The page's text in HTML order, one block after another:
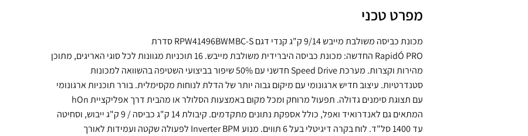
מפרט טכני
מכונת כביסה משולבת מייבש 9/14 ק"ג קנדי דגם RPW41496BWMBC-S סדרת
RapidÓ PRO
החדשה: מכונת כביסה היברידית משולבת מייבש. 16 תוכניות מגוונות לכל סוגי האריגים, מתוכן
מהירות וקצרות. מערכת Speed Drive חדשני עם 50% שיפור בביצועי השטיפה בהשוואה למכונות
סטנדרטיות. עיצוב חדיש ארגונומי עם מיקום גבוה יותר של הדלת לנוחות מקסימלית. בורר תוכניות ארגונומי
עם תצוגת סימנים גדולה. תפעול מרוחק ומכל מקום באמצעות הסלולר או מהבית דרך אפליקציית hOn
המתאים גם לאנדרואיד ואפל, כולל אספקת נתונים מתקדמים. קיבולת 14 ק"ג כביסה / 9 ק"ג ייבוש, וסחיטה
עד 1400 סל"ד. לוח בקרה דיגיטלי בעל 6 תווים. מנוע Inverter
BPM
לפעולה שקטה ועמידות לאורך